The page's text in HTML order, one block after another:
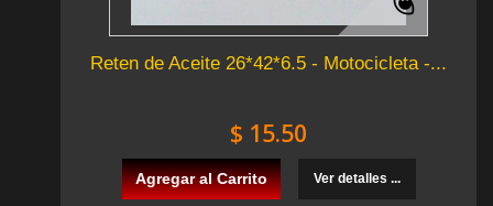
Reten de Aceite 26*42*6.5 - Motocicleta -...
$ 15.50
Agregar al Carrito Ver detalles ...